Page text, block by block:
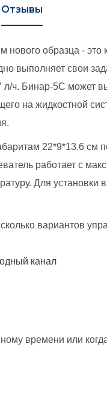
Отзывы
нового образца -
выполняет свои
ч. Бинар-5С может
на жидкостной
22*9*13.6
работает с
Для
вариантов
канал
времени или